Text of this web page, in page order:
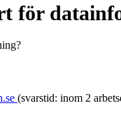
för
(svarstid: inom 2